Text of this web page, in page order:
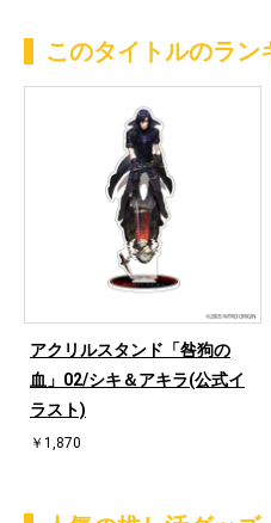
このタイトルのラン
アクリルスタンド「咎狗の
血」02/シキ＆アキラ(公式イ
ラスト)
￥1,870